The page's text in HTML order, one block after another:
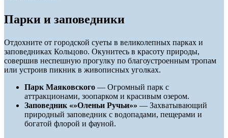
Парки и заповедники
Отдохните от городской суеты в великолепных парках и
заповедниках Кольцово. Окунитесь в красоту природы,
совершив неспешную прогулку по благоустроенным тропам
или устроив пикник в живописных уголках.
Парк Маяковского — Огромный парк с
аттракционами, зоопарком и красивым озером.
Заповедник «»Оленьи Ручьи»» — Захватывающий
природный заповедник с водопадами, пещерами и
богатой флорой и фауной.